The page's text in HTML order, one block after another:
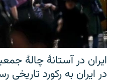
ایران در آستانهٔ چالهٔ
در ایران به رکورد تاریخی